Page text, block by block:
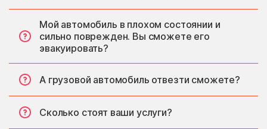
Мой автомобиль в плохом состоянии и
сильно поврежден. Вы сможете его
эвакуировать?
А грузовой автомобиль отвезти сможете?
Сколько стоят ваши услуги?